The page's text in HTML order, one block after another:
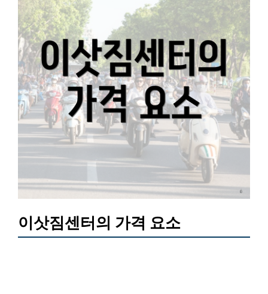
이삿짐센터의 가격 요소